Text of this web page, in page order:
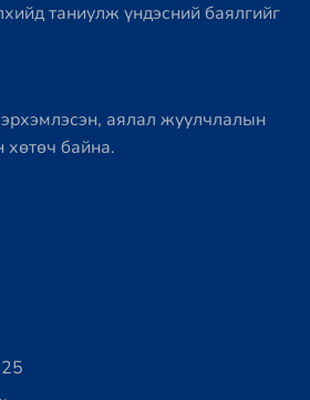
таниулж үндэсний баялгийг
аялал жуулчлалын
хөтөч байна.